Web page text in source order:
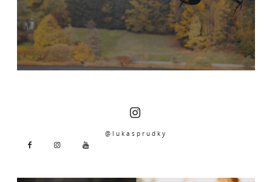
@lukasprudky